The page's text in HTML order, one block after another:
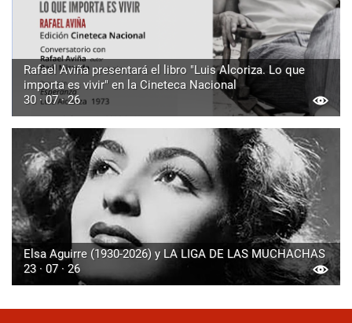
Rafael Aviña presentará el libro "Luis Alcoriza. Lo que
importa es vivir" en la Cineteca Nacional
30 · 07 · 26
Elsa Aguirre (1930-2026) y LA LIGA DE LAS MUCHACHAS
23 · 07 · 26